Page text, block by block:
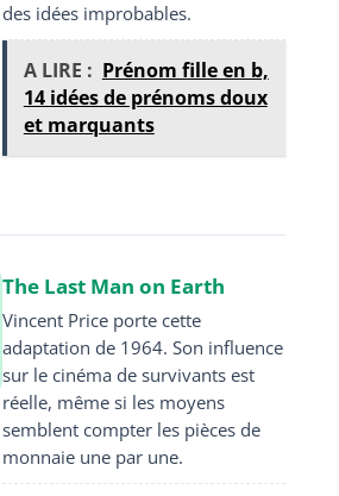
des idées improbables.
A LIRE : Prénom fille en b,
14 idées de prénoms doux
et marquants
The Last Man on Earth
Vincent Price porte cette
adaptation de 1964. Son influence
sur le cinéma de survivants est
réelle, même si les moyens
semblent compter les pièces de
monnaie une par une.